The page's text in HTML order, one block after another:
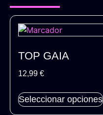
TOP GAIA
12,99 €
Seleccionar opciones